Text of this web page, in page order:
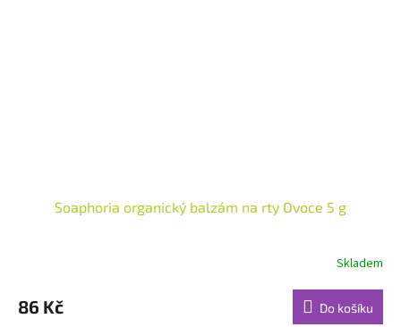
Soaphoria organický balzám na rty Ovoce 5 g
produktu
je
Skladem
86 Kč Do košíku